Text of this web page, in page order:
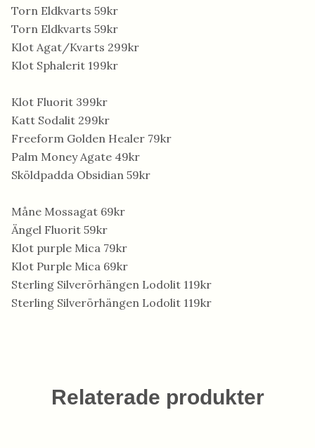
Torn Eldkvarts 59kr
Torn Eldkvarts 59kr
Klot Agat/Kvarts 299kr
Klot Sphalerit 199kr
Klot Fluorit 399kr
Katt Sodalit 299kr
Freeform Golden Healer 79kr
Palm Money Agate 49kr
Sköldpadda Obsidian 59kr
Måne Mossagat 69kr
Ängel Fluorit 59kr
Klot purple Mica 79kr
Klot Purple Mica 69kr
Sterling Silverörhängen Lodolit 119kr
Sterling Silverörhängen Lodolit 119kr
Relaterade produkter